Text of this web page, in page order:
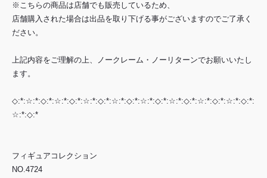
※こちらの商品は店舗でも販売しているため、
店舗購入された場合は出品を取り下げる事がございますのでご了承く
ださい。
上記内容をご理解の上、ノークレーム・ノーリターンでお願いいたし
ます。
◇:*:☆:*:◇:*:☆:*:◇:*:☆:*:◇:*:☆:*:◇:*:☆:*:◇:*:☆:*:◇:*:☆:*:◇:*:☆:*:◇:*:
☆:*:◇:*
フィギュアコレクション
NO.4724